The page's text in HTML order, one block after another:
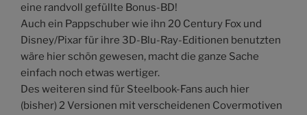
eine randvoll gefüllte Bonus-BD!
Auch ein Pappschuber wie ihn 20 Century Fox und
Disney/Pixar für ihre 3D-Blu-Ray-Editionen benutzten
wäre hier schön gewesen, macht die ganze Sache
einfach noch etwas wertiger.
Des weiteren sind für Steelbook-Fans auch hier
(bisher) 2 Versionen mit verscheidenen Covermotiven